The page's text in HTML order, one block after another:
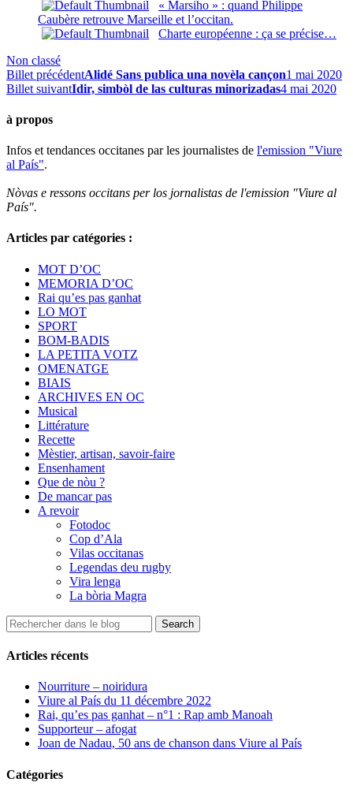
« Marsiho » : quand Philippe
Caubère retrouve Marseille et l’occitan.
Charte européenne : ça se précise…
Non classé
Billet précédentAlidé Sans publica una novèla cançon1 mai 2020
Billet suivantIdir, simbòl de las culturas minorizadas4 mai 2020
à propos
Infos et tendances occitanes par les journalistes de l'emission "Viure
al País".
Nòvas e ressons occitans per los jornalistas de l'emission "Viure al
País".
Articles par catégories :
MOT D’OC
MEMORIA D’OC
Rai qu’es pas ganhat
LO MOT
SPORT
BOM-BADIS
LA PETITA VOTZ
OMENATGE
BIAIS
ARCHIVES EN OC
Musical
Littérature
Recette
Mèstier, artisan, savoir-faire
Ensenhament
Que de nòu ?
De mancar pas
A revoir
Fotodoc
Cop d’Ala
Vilas occitanas
Legendas deu rugby
Vira lenga
La bòria Magra
Articles récents
Nourriture – noiridura
Viure al País du 11 décembre 2022
Rai, qu’es pas ganhat – n°1 : Rap amb Manoah
Supporteur – afogat
Joan de Nadau, 50 ans de chanson dans Viure al País
Catégories